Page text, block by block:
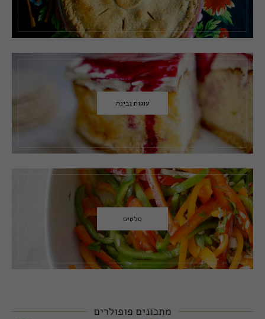
עוגות גבינה
סלטים
מתכונים פופולרים